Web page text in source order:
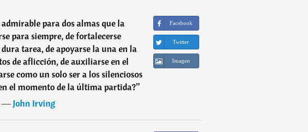
para dos almas que la
para siempre, de fortalecerse
tarea, de apoyarse la una en la
de aflicción, de auxiliarse en el
como un solo ser a los silenciosos
el momento de la última partida?”
―John Irving
Facebook
Twitter
Imagen